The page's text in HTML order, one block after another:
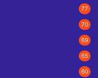
77
70
69
65
60